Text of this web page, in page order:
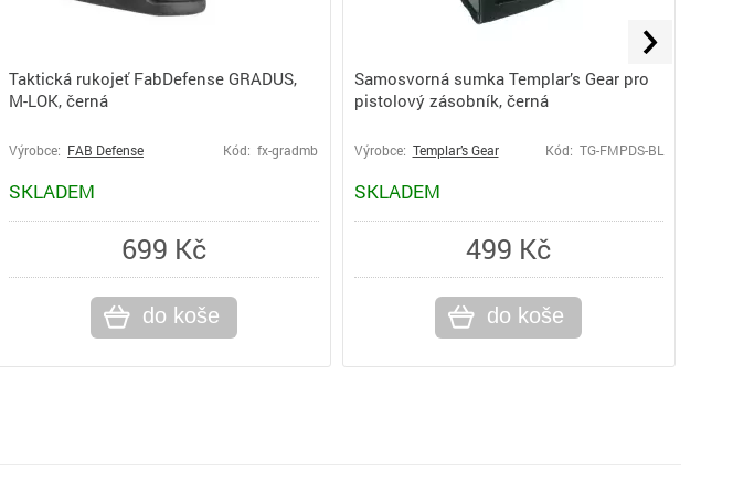
Taktická rukojeť FabDefense GRADUS,
M-LOK, černá
Výrobce: FAB Defense Kód: fx-gradmb
SKLADEM
699 Kč
do koše
Samosvorná sumka Templar’s Gear pro
pistolový zásobník, černá
Výrobce: Templar’s Gear Kód: TG-FMPDS-BL
SKLADEM
499 Kč
do koše